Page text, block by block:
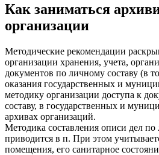
Как заниматься
организации
Методические рекомендации
организации хранения, учета,
документов по личному составу (в
оказания государственных и
методику организации доступа к
составу, в государственных и
архивах организаций.
Методика составления описи дел по
приводится в п. При этом
помещения, его санитарное